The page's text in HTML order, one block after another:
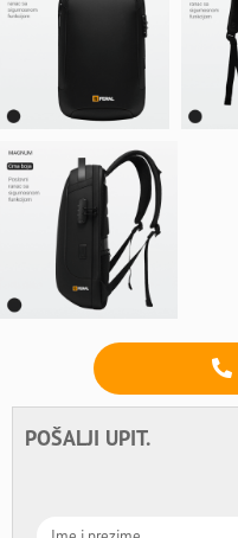
POŠALJI UPIT.